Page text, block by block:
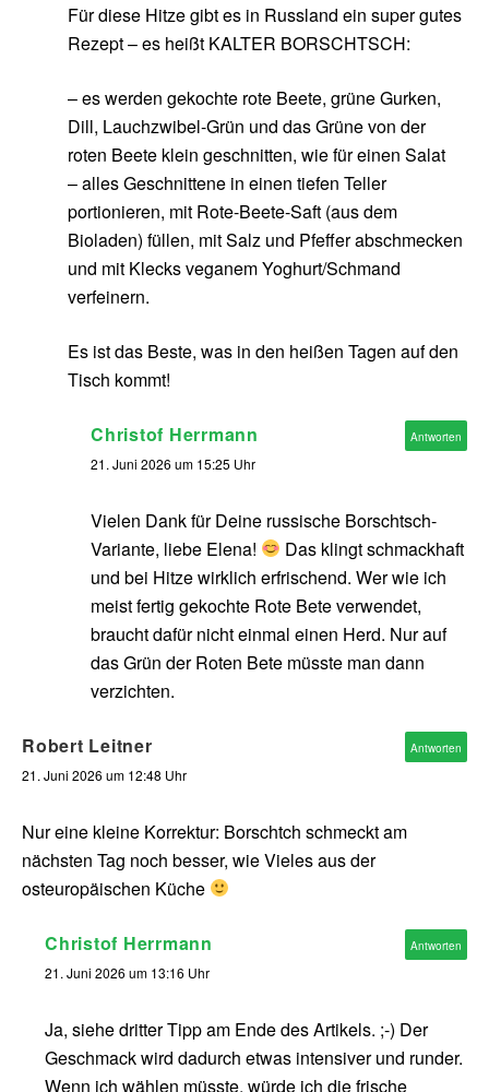
Für diese Hitze gibt es in Russland ein super gutes
Rezept – es heißt KALTER BORSCHTSCH:
– es werden gekochte rote Beete, grüne Gurken,
Dill, Lauchzwibel-Grün und das Grüne von der
roten Beete klein geschnitten, wie für einen Salat
– alles Geschnittene in einen tiefen Teller
portionieren, mit Rote-Beete-Saft (aus dem
Bioladen) füllen, mit Salz und Pfeffer abschmecken
und mit Klecks veganem Yoghurt/Schmand
verfeinern.
Es ist das Beste, was in den heißen Tagen auf den
Tisch kommt!
Christof Herrmann
21. Juni 2026 um 15:25 Uhr
Vielen Dank für Deine russische Borschtsch-
Variante, liebe Elena!
Das klingt schmackhaft
und bei Hitze wirklich erfrischend. Wer wie ich
meist fertig gekochte Rote Bete verwendet,
braucht dafür nicht einmal einen Herd. Nur auf
das Grün der Roten Bete müsste man dann
verzichten.
Antworten
Robert Leitner
21. Juni 2026 um 12:48 Uhr
Nur eine kleine Korrektur: Borschtch schmeckt am
nächsten Tag noch besser, wie Vieles aus der
osteuropäischen Küche
Antworten
Christof Herrmann
21. Juni 2026 um 13:16 Uhr
Ja, siehe dritter Tipp am Ende des Artikels. ;-) Der
Geschmack wird dadurch etwas intensiver und runder.
Wenn ich wählen müsste, würde ich die frische
Antworten